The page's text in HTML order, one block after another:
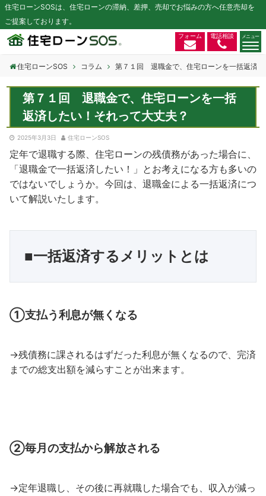
住宅ローンSOSは、住宅ローンの滞納、差押、売却でお悩みの方へ任意売却を
ご提案しております。
フォーム 電話相談
住宅ローンSOS コラム 第７１回 退職金で、住宅ローンを一括返済
第７１回 退職金で、住宅ローンを一括
返済したい！それって大丈夫？
2025年3月3日 住宅ローンSOS
定年で退職する際、住宅ローンの残債務があった場合に、
「退職金で一括返済したい！」とお考えになる方も多いの
ではないでしょうか。今回は、退職金による一括返済につ
いて解説いたします。
■一括返済するメリットとは
①支払う利息が無くなる
→残債務に課されるはずだった利息が無くなるので、完済
までの総支出額を減らすことが出来ます。
②毎月の支払から解放される
→定年退職し、その後に再就職した場合でも、収入が減っ